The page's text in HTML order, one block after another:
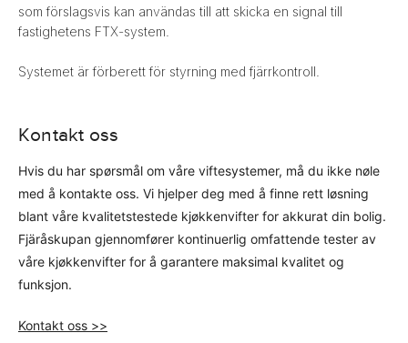
som förslagsvis kan användas till att skicka en signal till
fastighetens FTX-system.
Systemet är förberett för styrning med fjärrkontroll.
Kontakt oss
Hvis du har spørsmål om våre viftesystemer, må du ikke nøle
med å kontakte oss. Vi hjelper deg med å finne rett løsning
blant våre kvalitetstestede kjøkkenvifter for akkurat din bolig.
Fjäråskupan gjennomfører kontinuerlig omfattende tester av
våre kjøkkenvifter for å garantere maksimal kvalitet og
funksjon.
Kontakt oss >>